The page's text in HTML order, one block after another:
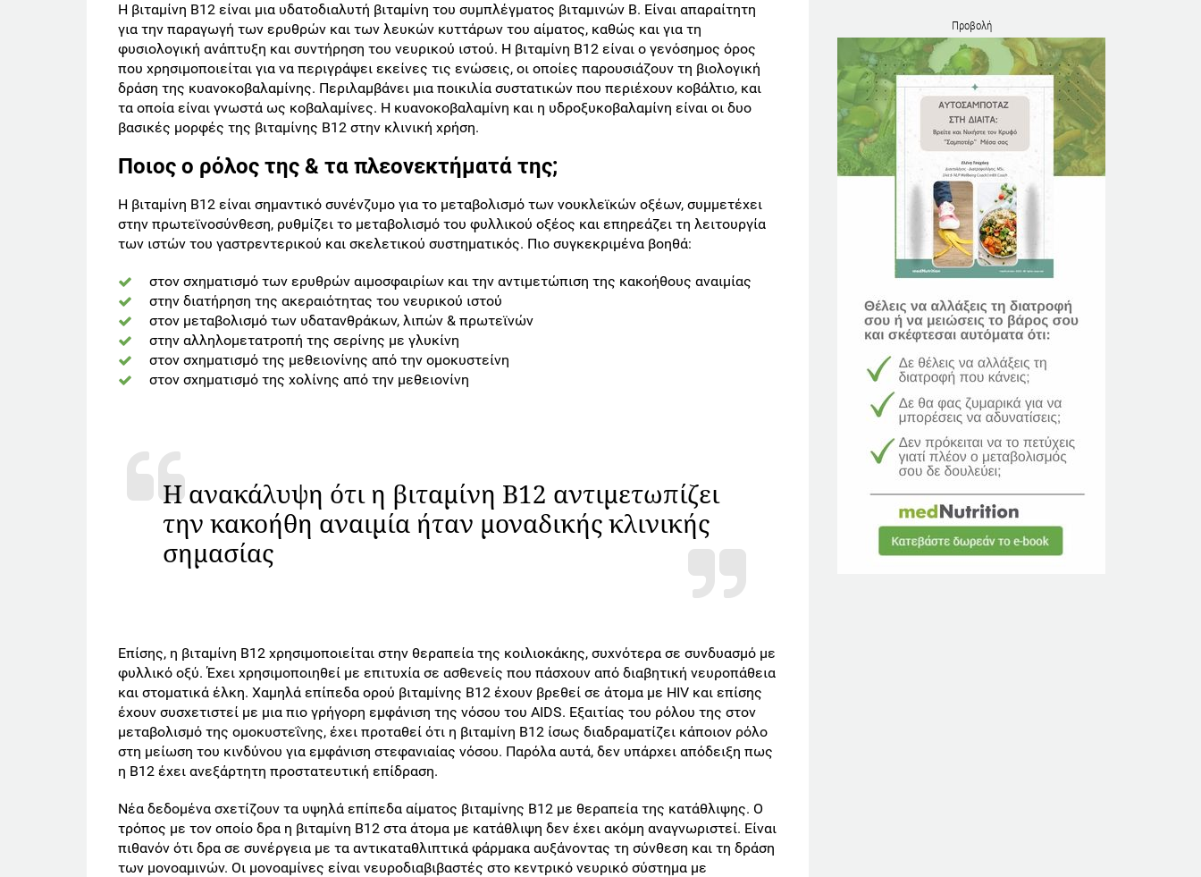
Η βιταμίνη Β12 είναι μια υδατοδιαλυτή βιταμίνη του συμπλέγματος βιταμινών Β. Είναι απαραίτητη
για την παραγωγή των ερυθρών και των λευκών κυττάρων του αίματος, καθώς και για τη
φυσιολογική ανάπτυξη και συντήρηση του νευρικού ιστού. Η βιταμίνη Β12 είναι ο γενόσημος όρος
που χρησιμοποιείται για να περιγράψει εκείνες τις ενώσεις, οι οποίες παρουσιάζουν τη βιολογική
δράση της κυανοκοβαλαμίνης. Περιλαμβάνει μια ποικιλία συστατικών που περιέχουν κοβάλτιο, και
τα οποία είναι γνωστά ως κοβαλαμίνες. Η κυανοκοβαλαμίνη και η υδροξυκοβαλαμίνη είναι οι δυο
βασικές μορφές της βιταμίνης Β12 στην κλινική χρήση.
Ποιος ο ρόλος της & τα πλεονεκτήματά της;
Η βιταμίνη Β12 είναι σημαντικό συνένζυμο για το μεταβολισμό των νουκλεϊκών οξέων, συμμετέχει
στην πρωτεϊνοσύνθεση, ρυθμίζει το μεταβολισμό του φυλλικού οξέος και επηρεάζει τη λειτουργία
των ιστών του γαστρεντερικού και σκελετικού συστηματικός. Πιο συγκεκριμένα βοηθά:
στον σχηματισμό των ερυθρών αιμοσφαιρίων και την αντιμετώπιση της κακοήθους αναιμίας
στην διατήρηση της ακεραιότητας του νευρικού ιστού
στον μεταβολισμό των υδατανθράκων, λιπών & πρωτεϊνών
στην αλληλομετατροπή της σερίνης με γλυκίνη
στον σχηματισμό της μεθειονίνης από την ομοκυστείνη
στον σχηματισμό της χολίνης από την μεθειονίνη
Η ανακάλυψη ότι η βιταμίνη Β12 αντιμετωπίζει
την κακοήθη αναιμία ήταν μοναδικής κλινικής
σημασίας
Επίσης, η βιταμίνη Β12 χρησιμοποιείται στην θεραπεία της κοιλιοκάκης, συχνότερα σε συνδυασμό με
φυλλικό οξύ. Έχει χρησιμοποιηθεί με επιτυχία σε ασθενείς που πάσχουν από διαβητική νευροπάθεια
και στοματικά έλκη. Χαμηλά επίπεδα ορού βιταμίνης Β12 έχουν βρεθεί σε άτομα με HIV και επίσης
έχουν συσχετιστεί με μια πιο γρήγορη εμφάνιση της νόσου του AIDS. Εξαιτίας του ρόλου της στον
μεταβολισμό της ομοκυστεΐνης, έχει προταθεί ότι η βιταμίνη Β12 ίσως διαδραματίζει κάποιον ρόλο
στη μείωση του κινδύνου για εμφάνιση στεφανιαίας νόσου. Παρόλα αυτά, δεν υπάρχει απόδειξη πως
η Β12 έχει ανεξάρτητη προστατευτική επίδραση.
Νέα δεδομένα σχετίζουν τα υψηλά επίπεδα αίματος βιταμίνης Β12 με θεραπεία της κατάθλιψης. Ο
τρόπος με τον οποίο δρα η βιταμίνη Β12 στα άτομα με κατάθλιψη δεν έχει ακόμη αναγνωριστεί. Είναι
πιθανόν ότι δρα σε συνέργεια με τα αντικαταθλιπτικά φάρμακα αυξάνοντας τη σύνθεση και τη δράση
των μονοαμινών. Οι μονοαμίνες είναι νευροδιαβιβαστές στο κεντρικό νευρικό σύστημα με
Προβολή